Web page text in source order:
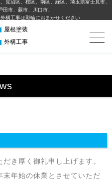
見沼区、桜区、南区、緑区、埼玉県富士見市、
⽥市、蕨市、川⼝市、
構⼯事は彩輪におまかせください
屋根塗装
外構工事
き厚く御礼申し上げます。
年始の休業とさせていただ